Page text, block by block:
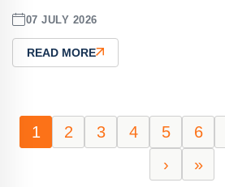
07 JULY 2026
READ MORE
1 2 3 4 5 6
›
»